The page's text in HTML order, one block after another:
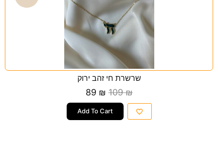
שרשרת חי זהב ירוק
109₪
89 ₪
Add To Cart